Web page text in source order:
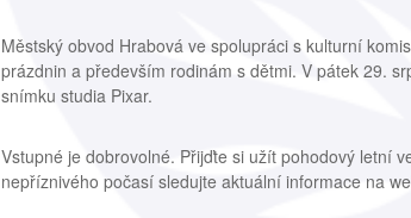
Městský obvod Hrabová ve spolupráci s kulturní
prázdnin a především rodinám s dětmi. V pátek 29.
snímku studia Pixar.
Vstupné je dobrovolné. Přijďte si užít pohodový letní
nepříznivého počasí sledujte aktuální informace na